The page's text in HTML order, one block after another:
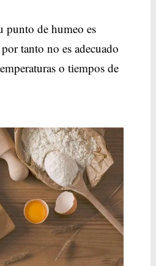
punto de humeo es
tanto no es adecuado
o tiempos de